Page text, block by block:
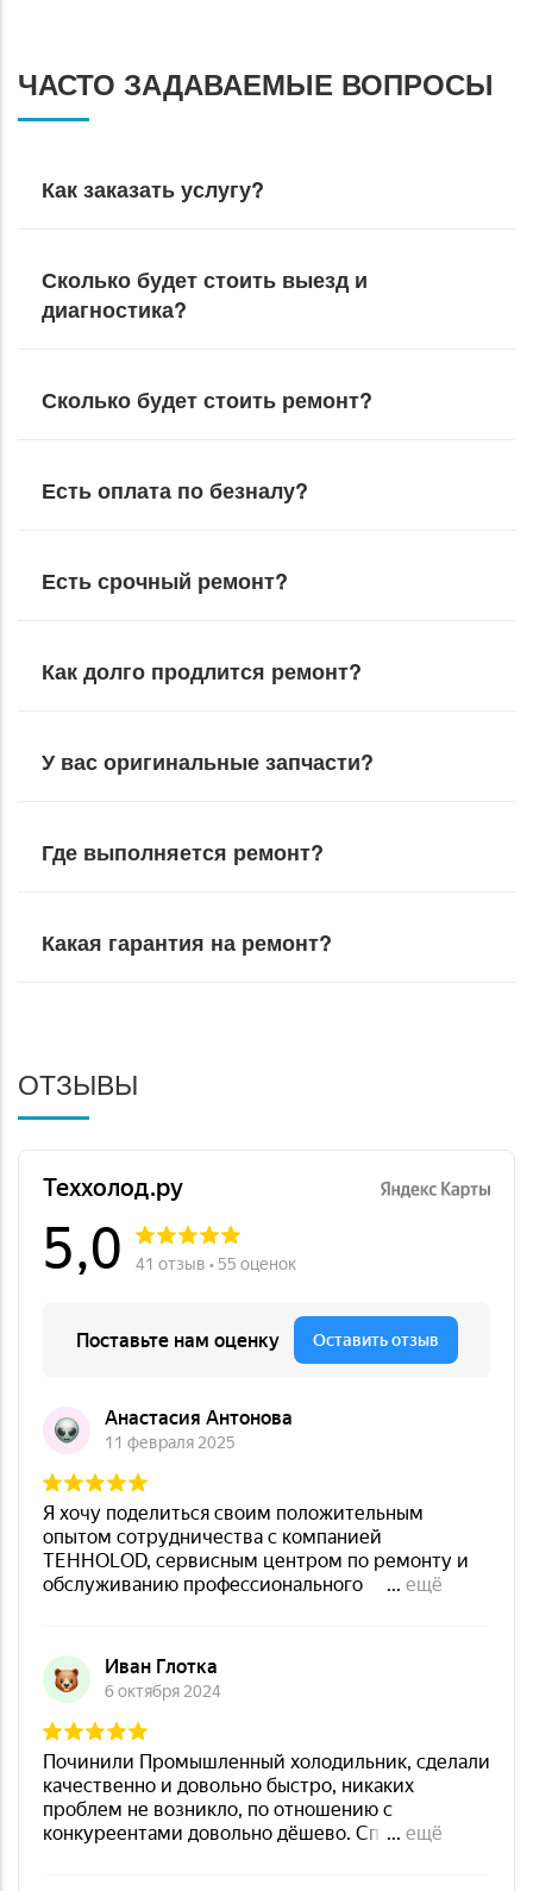
ЧАСТО ЗАДАВАЕМЫЕ ВОПРОСЫ
Как заказать услугу?
Сколько будет стоить выезд и
диагностика?
Сколько будет стоить ремонт?
Есть оплата по безналу?
Есть срочный ремонт?
Как долго продлится ремонт?
У вас оригинальные запчасти?
Где выполняется ремонт?
Какая гарантия на ремонт?
ОТЗЫВЫ